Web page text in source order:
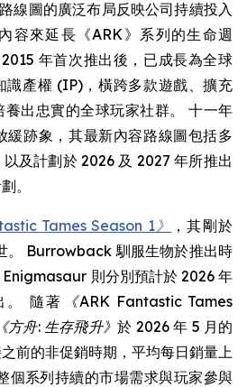
線圖的廣泛布局反映公司持續投入
容來延長《ARK》系列的生命週
年首次推出後，已成長為全球
識產權 (IP)，橫跨多款遊戲、擴充
出忠實的全球玩家社群。 十一年
緩跡象，其最新內容路線圖包括多
及計劃於 2026 及 2027 年所推出
。
Tames Season 1》
，其剛於
。 Burrowback 馴服生物於推出時
則分別預計於 2026 年
。 隨著
《ARK Fantastic Tames
《方舟: 生存飛升》於 2026 年 5 月的
前的非促銷時期，平均每日銷量上
個系列持續的市場需求與玩家參與